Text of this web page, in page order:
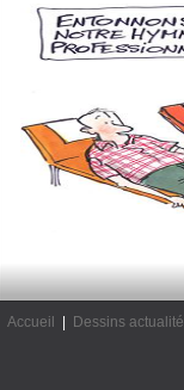
Accueil Dessins actualité